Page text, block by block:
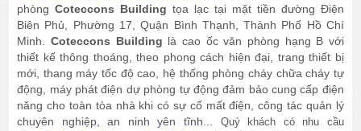
phòngCoteccons Building tọa lạc tại mặt tiền đường Điện
Biên Phủ, Phường 17, Quận Bình Thạnh, Thành Phố Hồ Chí
Minh. Coteccons Building là cao ốc văn phòng hạng B với
thiết kế thông thoáng, theo phong cách hiện đại, trang thiết bị
mới, thang máy tốc độ cao, hệ thống phòng cháy chữa cháy tự
động, máy phát điện dự phòng tự động đảm bảo cung cấp điện
năng cho toàn tòa nhà khi có sự cố mất điện, công tác quản lý
chuyên nghiệp, an ninh yên tĩnh... Quý khách có nhu cầu